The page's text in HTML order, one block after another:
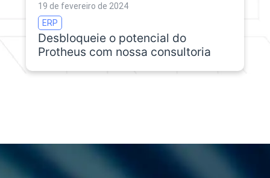
19 de fevereiro de 2024
ERP
Desbloqueie o potencial do
Protheus com nossa consultoria